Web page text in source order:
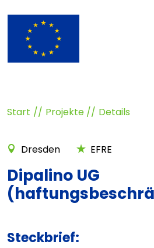
Start Projekte Details
Dresden EFRE
Dipalino UG
Steckbrief: